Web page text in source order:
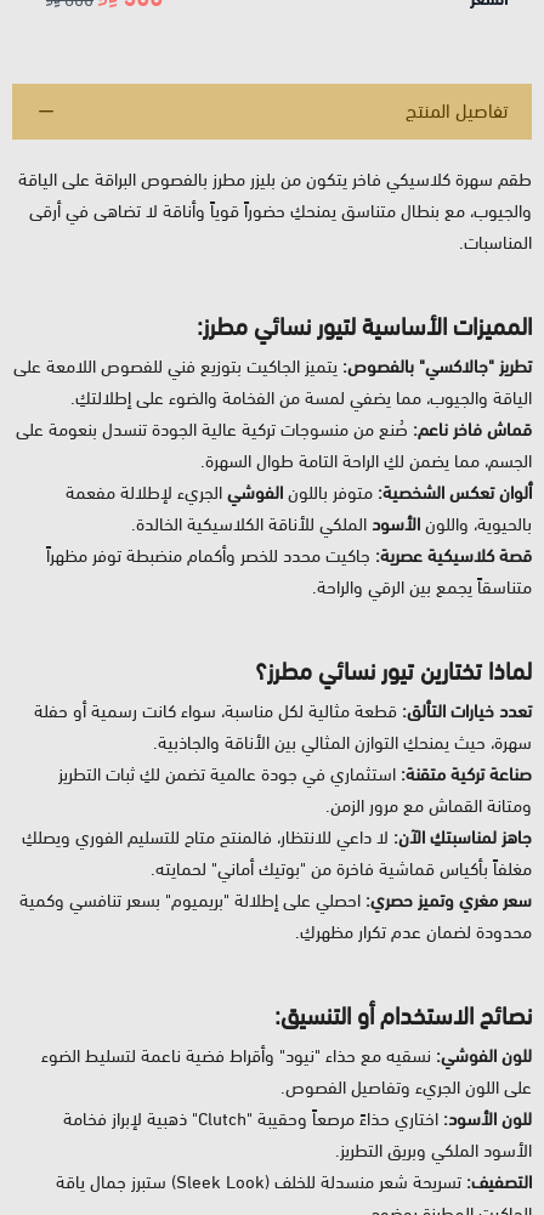
تفاصيل المنتج
طقم سهرة كلاسيكي فاخر يتكون من بليزر مطرز بالفصوص البراقة على الياقة
والجيوب، مع بنطال متناسق يمنحكِ حضوراً قوياً وأناقة لا تضاهى في أرقى
المناسبات.
المميزات الأساسية لتيور نسائي مطرز:
تطريز "جالاكسي" بالفصوص: يتميز الجاكيت بتوزيع فني للفصوص اللامعة على
الياقة والجيوب، مما يضفي لمسة من الفخامة والضوء على إطلالتكِ.
قماش فاخر ناعم: صُنع من منسوجات تركية عالية الجودة تنسدل بنعومة على
الجسم، مما يضمن لكِ الراحة التامة طوال السهرة.
ألوان تعكس الشخصية: متوفر باللونالفوشيالجريء لإطلالة مفعمة
بالحيوية، واللونالأسود الملكي للأناقة الكلاسيكية الخالدة.
قصة كلاسيكية عصرية: جاكيت محدد للخصر وأكمام منضبطة توفر مظهراً
متناسقاً يجمع بين الرقي والراحة.
لماذا تختارين تيور نسائي مطرز؟
تعدد خيارات التألق: قطعة مثالية لكل مناسبة، سواء كانت رسمية أو حفلة
سهرة، حيث يمنحكِ التوازن المثالي بين الأناقة والجاذبية.
صناعة تركية متقنة: استثماري في جودة عالمية تضمن لكِ ثبات التطريز
ومتانة القماش مع مرور الزمن.
جاهز لمناسبتكِ الآن: لا داعي للانتظار، فالمنتج متاح للتسليم الفوري ويصلكِ
مغلفاً بأكياس قماشية فاخرة من "بوتيك أماني" لحمايته.
سعر مغري وتميز حصري: احصلي على إطلالة "بريميوم" بسعر تنافسي وكمية
محدودة لضمان عدم تكرار مظهركِ.
نصائح الاستخدام أو التنسيق:
للون الفوشي: نسقيه مع حذاء "نيود" وأقراط فضية ناعمة لتسليط الضوء
على اللون الجريء وتفاصيل الفصوص.
للون الأسود:
اختاري حذاءً مرصعاً وحقيبة "Clutch" ذهبية لإبراز فخامة
الأسود الملكي وبريق التطريز.
التصفيف:
تسريحة شعر منسدلة للخلف (Sleek Look) ستبرز جمال ياقة